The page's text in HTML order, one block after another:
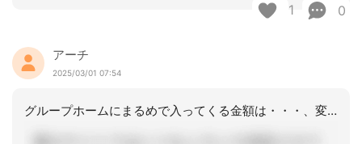
1 0
アーチ
2025/03/01 07:54
グループホームにまるめで入ってくる金額は・・・、変わらないと思います